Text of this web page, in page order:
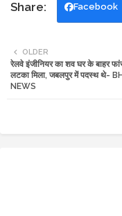
Facebook
OLDER
रेलवे इंजीनियर का शव घर के बाहर
लटका मिला, जबलपुर में पदस्थ थे-
NEWS